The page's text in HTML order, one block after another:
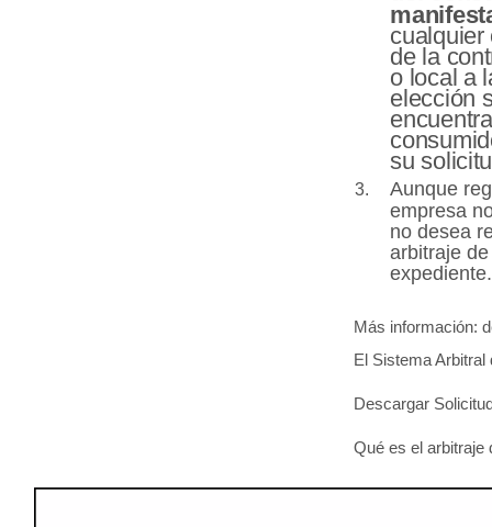
cualquier
de la
o local a
elección
su
Aunque
empresa
no desea
arbitraje
expediente.
Más información:
El Sistema
Descargar
Qué es el